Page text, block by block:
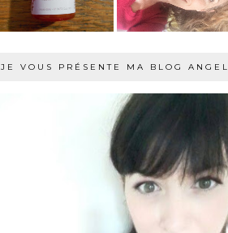
JE VOUS PRÉSENTE MA BLOG ANGEL